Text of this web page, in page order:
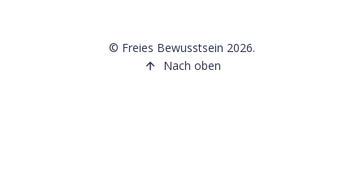
© Freies Bewusstsein 2026.
Nach oben